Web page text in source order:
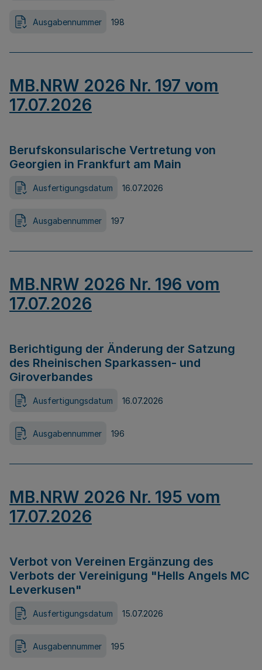
Ausgabennummer 198
MB.NRW 2026 Nr. 197 vom
17.07.2026
Berufskonsularische Vertretung von
Georgien in Frankfurt am Main
Ausfertigungsdatum 16.07.2026
Ausgabennummer 197
MB.NRW 2026 Nr. 196 vom
17.07.2026
Berichtigung der Änderung der Satzung
des Rheinischen Sparkassen- und
Giroverbandes
Ausfertigungsdatum 16.07.2026
Ausgabennummer 196
MB.NRW 2026 Nr. 195 vom
17.07.2026
Verbot von Vereinen Ergänzung des
Verbots der Vereinigung "Hells Angels MC
Leverkusen"
Ausfertigungsdatum 15.07.2026
Ausgabennummer 195